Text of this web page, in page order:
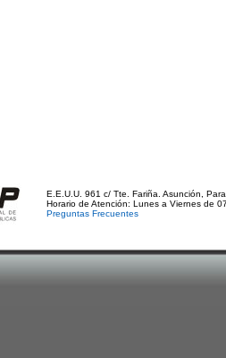
E.E.U.U. 961 c/ Tte. Fariña. Asunción,
Horario de Atención: Lunes a Viernes de
Preguntas Frecuentes